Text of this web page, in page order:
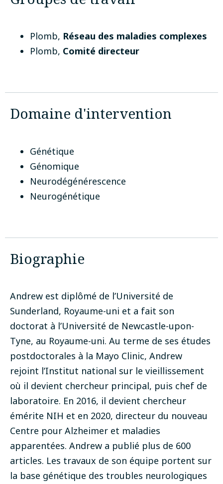
Plomb, Réseau des maladies complexes
Plomb, Comité directeur
Domaine d'intervention
Génétique
Génomique
Neurodégénérescence
Neurogénétique
Biographie
Andrew est diplômé de l’Université de
Sunderland, Royaume-uni et a fait son
doctorat à l’Université de Newcastle-upon-
Tyne, au Royaume-uni. Au terme de ses études
postdoctorales à la Mayo Clinic, Andrew
rejoint l’Institut national sur le vieillissement
où il devient chercheur principal, puis chef de
laboratoire. En 2016, il devient chercheur
émérite NIH et en 2020, directeur du nouveau
Centre pour Alzheimer et maladies
apparentées. Andrew a publié plus de 600
articles. Les travaux de son équipe portent sur
la base génétique des troubles neurologiques